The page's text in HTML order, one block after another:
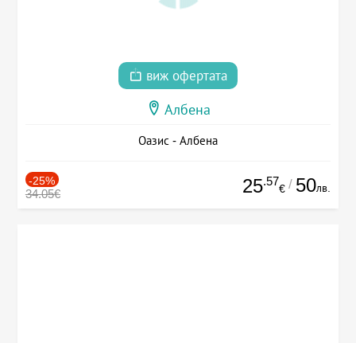
виж офертата
Албена
Оазис - Албена
-25%
34.05€ 25.57
€ / 50лв.